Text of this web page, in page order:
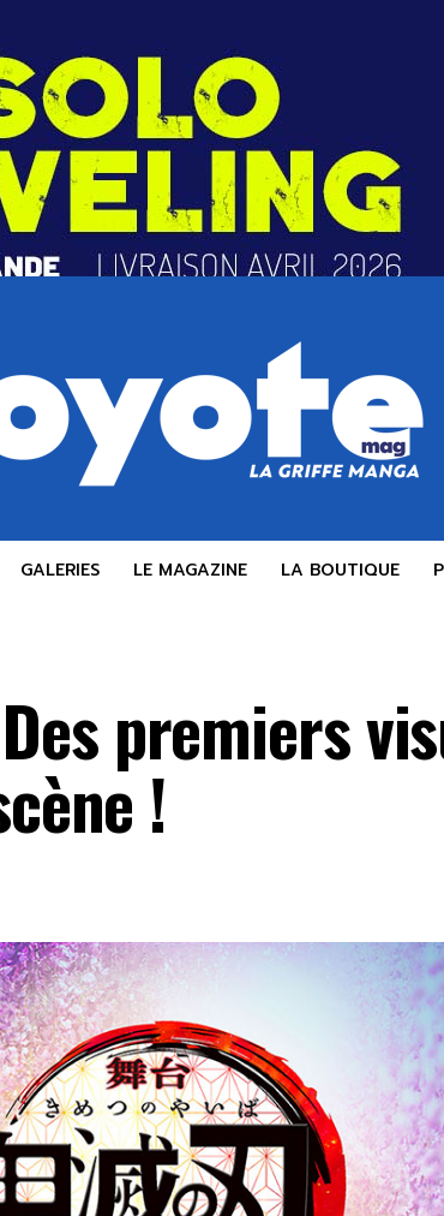
GALERIES LE MAGAZINE LA BOUTIQUE
Des premiers
!